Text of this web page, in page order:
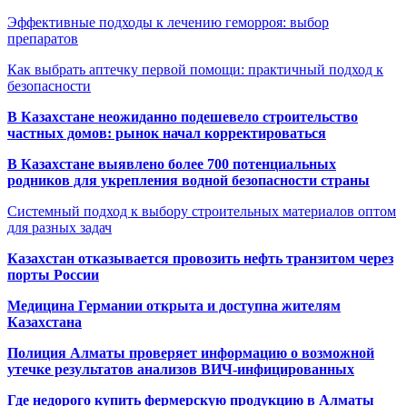
Эффективные подходы к лечению геморроя: выбор
препаратов
Как выбрать аптечку первой помощи: практичный подход к
безопасности
В Казахстане неожиданно подешевело строительство
частных домов: рынок начал корректироваться
В Казахстане выявлено более 700 потенциальных
родников для укрепления водной безопасности страны
Системный подход к выбору строительных материалов оптом
для разных задач
Казахстан отказывается провозить нефть транзитом через
порты России
Медицина Германии открыта и доступна жителям
Казахстана
Полиция Алматы проверяет информацию о возможной
утечке результатов анализов ВИЧ-инфицированных
Где недорого купить фермерскую продукцию в Алматы